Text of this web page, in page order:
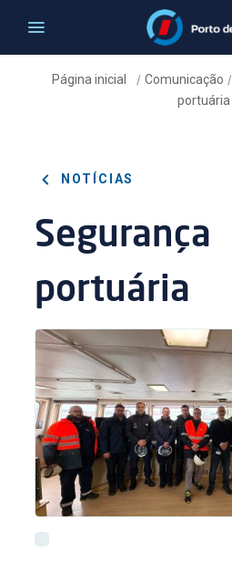
Página inicial / Comunicação /
portuária
NOTÍCIAS
Segurança
portuária